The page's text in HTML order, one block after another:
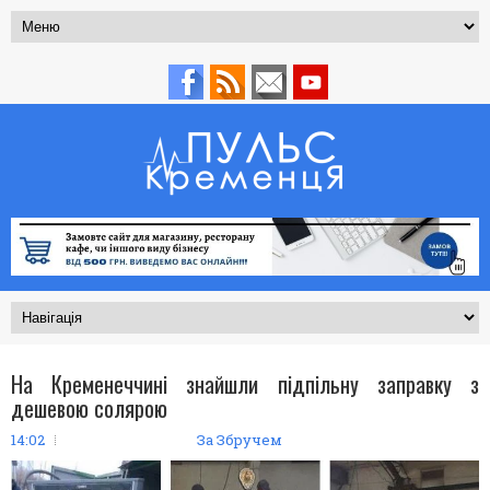
На Кременеччині знайшли підпільну заправку з
дешевою солярою
14:02 За Збручем